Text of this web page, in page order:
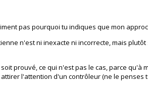
pas pourquoi tu indiques que mon
n'est ni inexacte ni incorrecte, mais
prouvé, ce qui n'est pas le cas, parce
l'attention d'un contrôleur (ne le penses